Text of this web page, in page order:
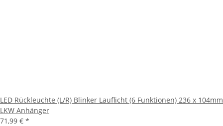
LED Rückleuchte (L/R) Blinker Lauflicht (6 Funktionen) 236 x 104mm
LKW Anhänger
71,99 € *